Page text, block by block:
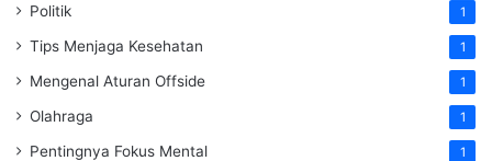
Politik 1
Tips Menjaga Kesehatan 1
Mengenal Aturan Offside 1
Olahraga 1
Pentingnya Fokus Mental 1